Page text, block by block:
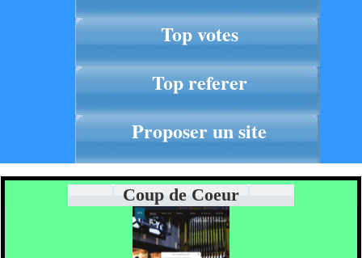
Top votes
Top referer
Proposer un site
Coup de Coeur